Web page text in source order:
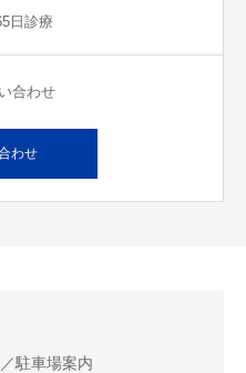
日診療
合わせ
わせ
駐車場案内